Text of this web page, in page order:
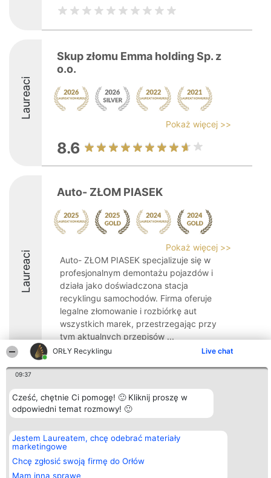
ORŁY Recyklingu Live chat
09:37
Cześć, chętnie Ci pomogę! 🙂 Kliknij proszę w
odpowiedni temat rozmowy! 🙂
Jestem Laureatem, chcę odebrać materiały
marketingowe
Chcę zgłosić swoją firmę do Orłów
Mam inną sprawę
Laureaci
Skup złomu Emma holding Sp. z
o.o.
Pokaż więcej >>
8.6
Laureaci
Auto- ZŁOM PIASEK
Pokaż więcej >>
Auto- ZŁOM PIASEK specjalizuje się w
profesjonalnym demontażu pojazdów i
działa jako doświadczona stacja
recyklingu samochodów. Firma oferuje
legalne złomowanie i rozbiórkę aut
wszystkich marek, przestrzegając przy
tym aktualnych przepisów ...
Organizator plebiscytu
Bright Side Solutions sp. z o.
o. sp. k.
Wrocław 50-079
KRS 0000749100 | Regon
381313360 | NIP 8943132676
+48 508 492 400
Plebiscyt
Laureaci
Lista
Laureatów
Regulamin
Polityka
Kontakt